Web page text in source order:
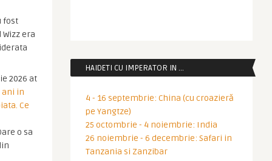
fost
era
2026 at
ani in
Ce
o sa
HAIDETI CU IMPERATOR IN …
4 - 16 septembrie: China (cu croazieră
pe Yangtze)
25 octombrie - 4 noiembrie: India
26 noiembrie - 6 decembrie: Safari in
Tanzania si Zanzibar